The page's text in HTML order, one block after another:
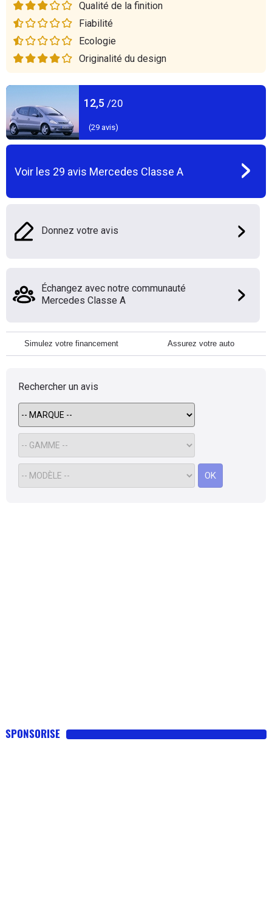
Qualité de la finition
Fiabilité
Ecologie
Originalité du design
12,5 /20
(29 avis)
Voir les 29 avis Mercedes Classe A
Donnez votre avis
Échangez avec notre communauté
Mercedes Classe A
Simulez votre financement Assurez votre auto
Rechercher un avis
OK
SPONSORISE